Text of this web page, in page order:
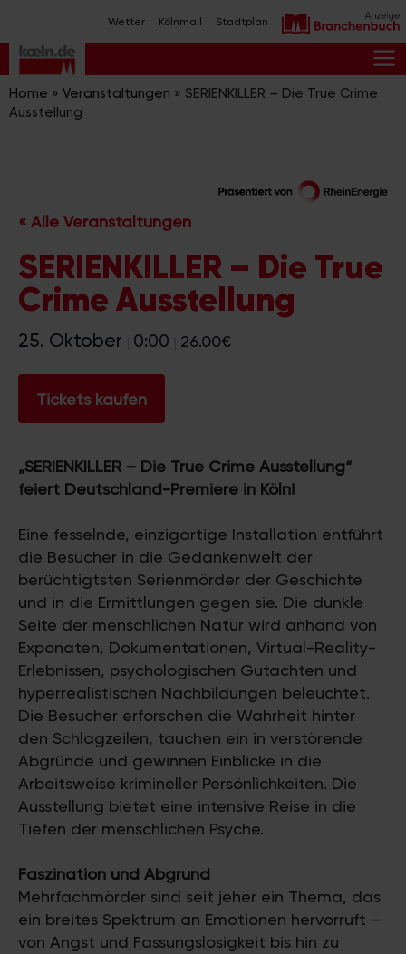
Inhalt
springen
Wetter Kölnmail Stadtplan
Home » Veranstaltungen » SERIENKILLER – Die True Crime
Ausstellung
« Alle Veranstaltungen
SERIENKILLER – Die True
Crime Ausstellung
25. Oktober 0:00 26.00€
Tickets kaufen
„SERIENKILLER – Die True Crime Ausstellung“
feiert Deutschland-Premiere in Köln!
Eine fesselnde, einzigartige Installation entführt
die Besucher in die Gedankenwelt der
berüchtigtsten Serienmörder der Geschichte
und in die Ermittlungen gegen sie. Die dunkle
Seite der menschlichen Natur wird anhand von
Exponaten, Dokumentationen, Virtual-Reality-
Erlebnissen, psychologischen Gutachten und
hyperrealistischen Nachbildungen beleuchtet.
Die Besucher erforschen die Wahrheit hinter
den Schlagzeilen, tauchen ein in verstörende
Abgründe und gewinnen Einblicke in die
Arbeitsweise krimineller Persönlichkeiten. Die
Ausstellung bietet eine intensive Reise in die
Tiefen der menschlichen Psyche.
Faszination und Abgrund
Mehrfachmörder sind seit jeher ein Thema, das
ein breites Spektrum an Emotionen hervorruft –
von Angst und Fassungslosigkeit bis hin zu